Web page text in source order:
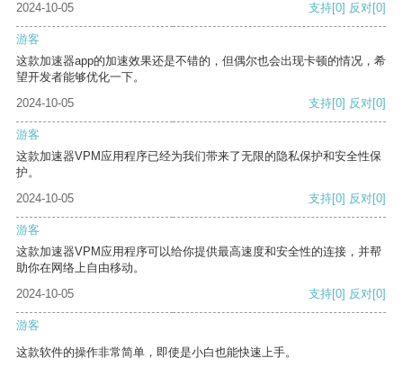
2024-10-05
支持[0] 反对[0]
游客
这款加速器app的加速效果还是不错的，但偶尔也会出现卡顿的情况，希
望开发者能够优化一下。
2024-10-05
支持[0] 反对[0]
游客
这款加速器VPM应用程序已经为我们带来了无限的隐私保护和安全性保
护。
2024-10-05
支持[0] 反对[0]
游客
这款加速器VPM应用程序可以给你提供最高速度和安全性的连接，并帮
助你在网络上自由移动。
2024-10-05
支持[0] 反对[0]
游客
这款软件的操作非常简单，即使是小白也能快速上手。